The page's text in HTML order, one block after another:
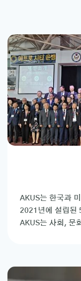
AKUS는 한국과
2021년에 설립된
AKUS는 사회, 문